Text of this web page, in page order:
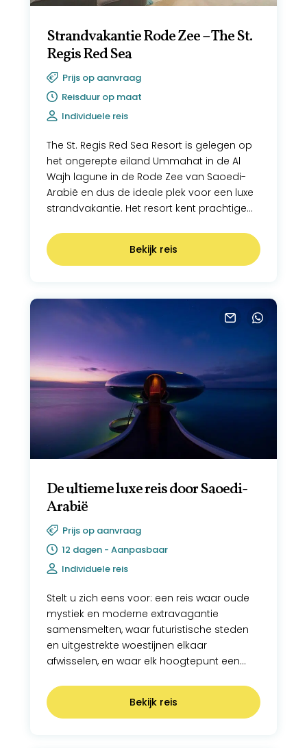
Strandvakantie Rode Zee – The St.
Regis Red Sea
Prijs op aanvraag
Reisduur op maat
Individuele reis
The St. Regis Red Sea Resort is gelegen op
het ongerepte eiland Ummahat in de Al
Wajh lagune in de Rode Zee van Saoedi-
Arabië en dus de ideale plek voor een luxe
strandvakantie. Het resort kent prachtige
adembenemende zeegezichten, culinaire
hoogtepunten en een ongerepte
Bekijk reis
De ultieme luxe reis door Saoedi-
Arabië
Prijs op aanvraag
12 dagen - Aanpasbaar
Individuele reis
Stelt u zich eens voor: een reis waar oude
mystiek en moderne extravagantie
samensmelten, waar futuristische steden
en uitgestrekte woestijnen elkaar
afwisselen, en waar elk hoogtepunt een
Welkom bij de ultieme luxe reis door
Saoedi-Arabië, een zorgvuldig
Bekijk reis